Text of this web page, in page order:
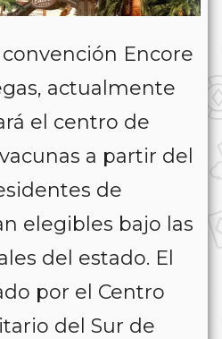
Encore
actualmente
el centro de
a partir del
de
elegibles bajo las
del estado. El
por el Centro
del Sur de